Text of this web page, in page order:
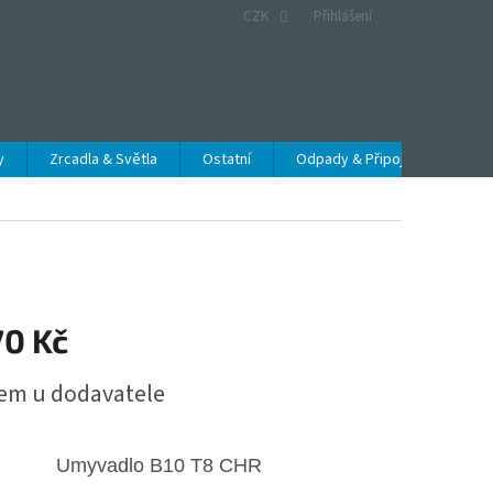
CZK Přihlášení
Zrcadla & Světla Ostatní Odpady & Připojení
Kč
u dodavatele
Umyvadlo B10 T8 CHR